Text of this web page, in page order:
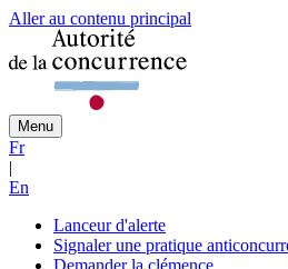
Aller au contenu principal
Menu
Fr
|
En
Lanceur d'alerte
Signaler une pratique
Demander la clémence